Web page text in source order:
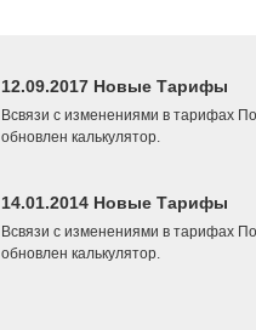
12.09.2017 Новые Тарифы
Всвязи с изменениями в тарифах
обновлен калькулятор.
14.01.2014 Новые Тарифы
Всвязи с изменениями в тарифах
обновлен калькулятор.